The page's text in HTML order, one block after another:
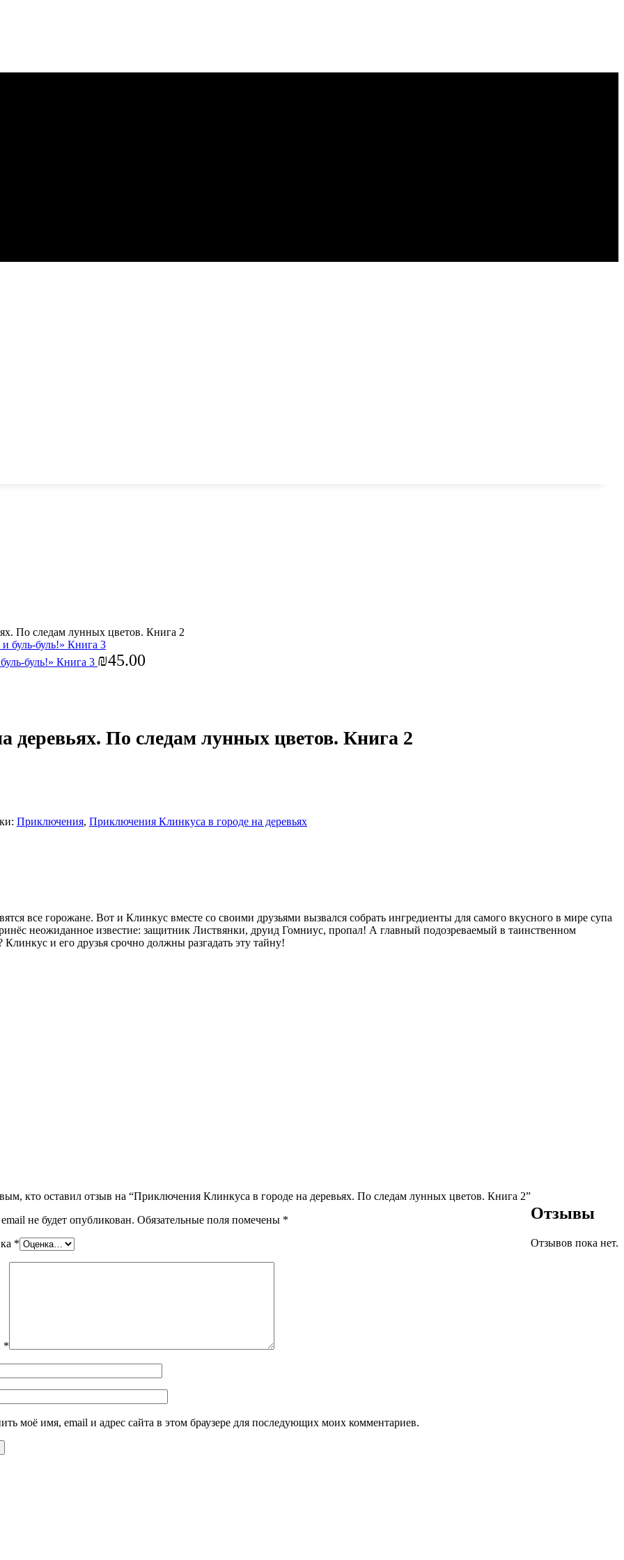
По следам лунных цветов. Книга 2
буль!» Книга 3 ₪45.00
деревьях. По следам лунных цветов. Книга 2
Приключения, Приключения Клинкуса в городе на деревьях
все горожане. Вот и Клинкус вместе со своими друзьями вызвался собрать ингредиенты для самого вкусного в мире супа
неожиданное известие: защитник Листвянки, друид Гомниус, пропал! А главный подозреваемый в таинственном
и его друзья срочно должны разгадать эту тайну!
Отзывы
Отзывов пока нет.
кто оставил отзыв на “Приключения Клинкуса в городе на деревьях. По следам лунных цветов. Книга 2”
не будет опубликован. Обязательные поля помечены *
*
*
моё имя, email и адрес сайта в этом браузере для последующих моих комментариев.